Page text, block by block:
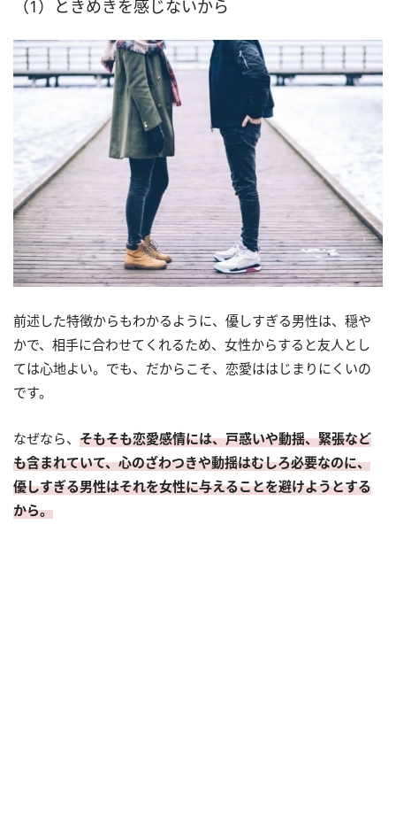
（1）ときめきを感じないから
前述した特徴からもわかるように、優しすぎる男性は、穏や
かで、相手に合わせてくれるため、女性からすると友人とし
ては心地よい。でも、だからこそ、恋愛ははじまりにくいの
です。
なぜなら、 そもそも恋愛感情には、戸惑いや動揺、緊張など
も含まれていて、心のざわつきや動揺はむしろ必要なのに、
優しすぎる男性はそれを女性に与えることを避けようとする
から。